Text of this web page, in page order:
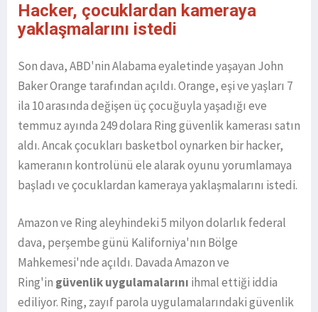
Hacker, çocuklardan kameraya
yaklaşmalarını istedi
Son dava, ABD'nin Alabama eyaletinde yaşayan John
Baker Orange tarafından açıldı. Orange, eşi ve yaşları 7
ila 10 arasında değişen üç çocuğuyla yaşadığı eve
temmuz ayında 249 dolara Ring güvenlik kamerası satın
aldı. Ancak çocukları basketbol oynarken bir hacker,
kameranın kontrolünü ele alarak oyunu yorumlamaya
başladı ve çocuklardan kameraya yaklaşmalarını istedi.
Amazon ve Ring aleyhindeki 5 milyon dolarlık federal
dava, perşembe günü Kaliforniya'nın Bölge
Mahkemesi'nde açıldı. Davada Amazon ve
Ring'in güvenlik uygulamalarını ihmal ettiği iddia
ediliyor. Ring, zayıf parola uygulamalarındaki güvenlik